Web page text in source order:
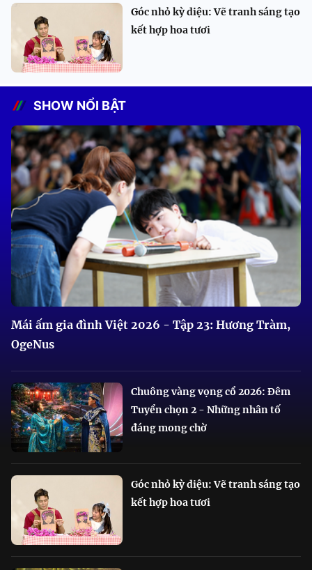
Góc nhỏ kỳ diệu: Vẽ tranh sáng tạo
kết hợp hoa tươi
SHOW NỔI BẬT
Mái ấm gia đình Việt 2026 - Tập 23: Hương Tràm,
OgeNus
Chuông vàng vọng cổ 2026: Đêm
Tuyển chọn 2 - Những nhân tố
đáng mong chờ
Góc nhỏ kỳ diệu: Vẽ tranh sáng tạo
kết hợp hoa tươi